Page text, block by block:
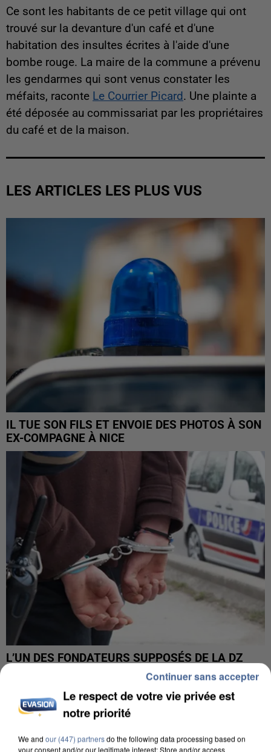
Ce sont les habitants de ce petit village qui ont
trouvé sur la devanture d'un café et d'une
habitation des insultes écrites à l'aide d'une
bombe rouge. La maire de la commune a prévenu
les gendarmes qui sont venus constater les
méfaits, raconte Le Courrier Picard. Une plainte a
été déposée au commissariat par les propriétaires
du café et de la maison.
LES ARTICLES LES PLUS VUS
IL TUE SON FILS ET ENVOIE DES PHOTOS À SON
EX-COMPAGNE À NICE
L’UN DES FONDATEURS SUPPOSÉS DE LA DZ
MAFIA INTERPELLÉ EN ALGÉRIE
Le respect de votre vie privée est
notre priorité
We and our (447) partnersdo the following data processing based on
your consent and/or our legitimate interest: Store and/or access
Continuer sans accepter